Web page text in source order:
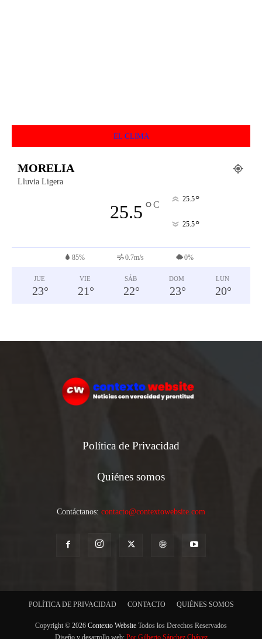
EL CLIMA
MORELIA
Lluvia Ligera
25.5°C
25.5°
25.5°
85% 0.7m/s 0%
JUE
23°
VIE
21 °
SÁB
22°
DOM
23°
LUN
20°
Política de Privacidad
Quiénes somos
Contáctanos: contacto@contextowebsite.com
POLÍTICA DE PRIVACIDAD CONTACTO QUIÉNES SOMOS
Copyright © 2026 Contexto Website Todos los Derechos Reservados
Diseño y desarrollo web: Por Gilberto Sánchez Chávez